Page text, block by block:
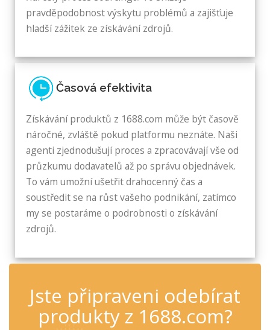
pravděpodobnost výskytu problémů a zajišťuje
hladší zážitek ze získávání zdrojů.
Časová efektivita
Získávání produktů z 1688.com může být časově
náročné, zvláště pokud platformu neznáte. Naši
agenti zjednodušují proces a zpracovávají vše od
průzkumu dodavatelů až po správu objednávek.
To vám umožní ušetřit drahocenný čas a
soustředit se na růst vašeho podnikání, zatímco
my se postaráme o podrobnosti o získávání
zdrojů.
Jste připraveni odebírat
produkty z 1688.com?